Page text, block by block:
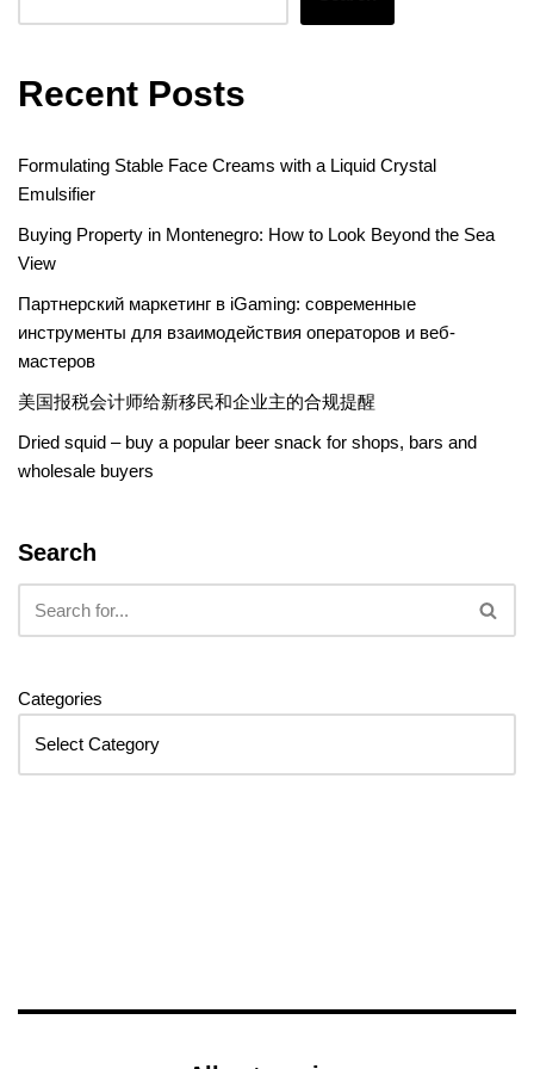
Recent Posts
Formulating Stable Face Creams with a Liquid Crystal
Emulsifier
Buying Property in Montenegro: How to Look Beyond the Sea
View
Партнерский маркетинг в iGaming: современные
инструменты для взаимодействия операторов и веб-
мастеров
美国报税会计师给新移民和企业主的合规提醒
Dried squid – buy a popular beer snack for shops, bars and
wholesale buyers
Search
Categories